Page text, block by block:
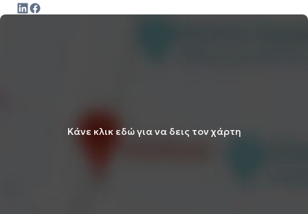
Κάνε κλικ εδώ για να δεις τον χάρτη